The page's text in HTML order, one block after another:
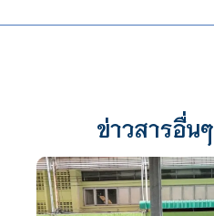
ข่าวสารอื่น